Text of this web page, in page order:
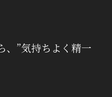
、”気持ちよく精一